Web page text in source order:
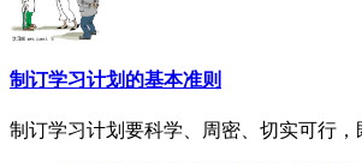
制订学习计划的基本准则
制订学习计划要科学、周密、切实可行